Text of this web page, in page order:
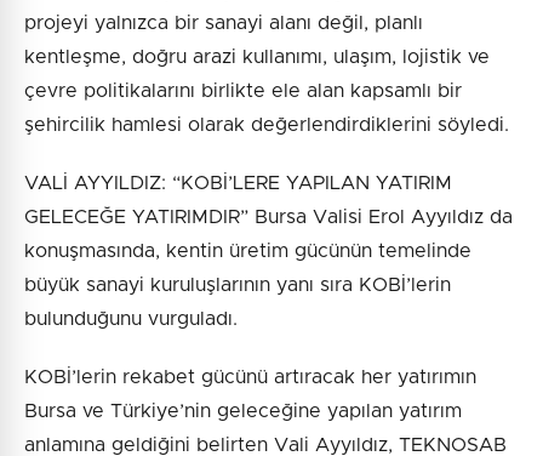
projeyi yalnızca bir sanayi alanı değil, planlı
kentleşme, doğru arazi kullanımı, ulaşım, lojistik ve
çevre politikalarını birlikte ele alan kapsamlı bir
şehircilik hamlesi olarak değerlendirdiklerini söyledi.
VALİ AYYILDIZ: “KOBİ’LERE YAPILAN YATIRIM
GELECEĞE YATIRIMDIR” Bursa Valisi Erol Ayyıldız da
konuşmasında, kentin üretim gücünün temelinde
büyük sanayi kuruluşlarının yanı sıra KOBİ’lerin
bulunduğunu vurguladı.
KOBİ’lerin rekabet gücünü artıracak her yatırımın
Bursa ve Türkiye’nin geleceğine yapılan yatırım
anlamına geldiğini belirten Vali Ayyıldız, TEKNOSAB